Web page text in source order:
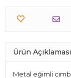
Ürün Açıklaması
Metal eğimli